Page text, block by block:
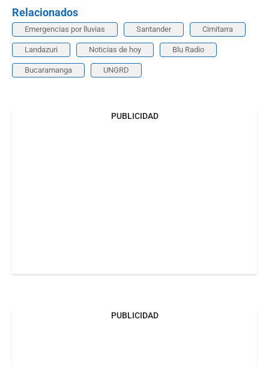
Relacionados
Emergencias por lluvias Santander Cimitarra
Landazuri Noticias de hoy Blu Radio
Bucaramanga UNGRD
PUBLICIDAD
PUBLICIDAD